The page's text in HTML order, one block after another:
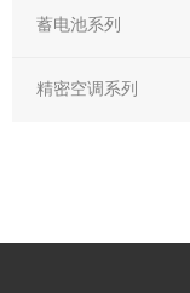
蓄电池系列
精密空调系列